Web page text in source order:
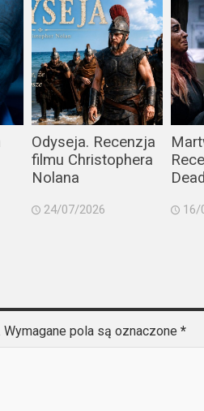
Odyseja. Recenzja
filmu Christophera
Nolana
24/07/2026 16/
pola są oznaczone *